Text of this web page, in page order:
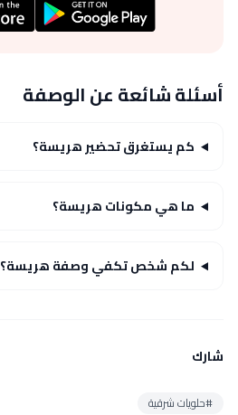
أسئلة شائعة عن الوصفة
كم يستغرق تحضير هريسة؟
ما هي مكونات هريسة؟
لكم شخص تكفي وصفة هريسة؟
شارك
#حلويات شرقية